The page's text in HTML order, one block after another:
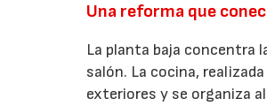
Una reforma que
La planta baja concentra
salón. La cocina,
exteriores y se organiza